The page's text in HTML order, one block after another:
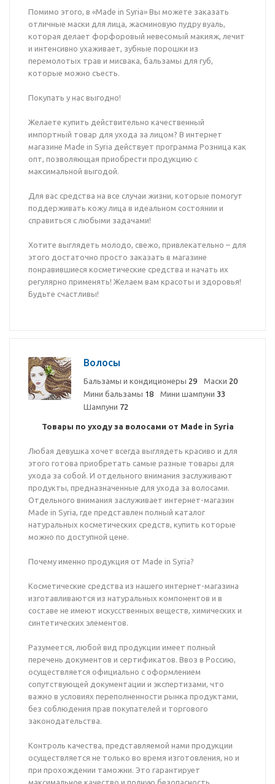
Помимо этого, в «Made in Syria» Вы можете заказать
отличные маски для лица, жасминовую пудру вуаль,
которая делает форфоровый невесомый макияж, лечит
и интенсивно ухаживает, зубные порошки из
перемолотых трав и мисвака, бальзамы для губ,
которые можно съесть.
Покупать у нас выгодно!
Желаете купить действительно качественный
импортный товар для ухода за лицом? В интернет
магазине Made in Syria действует программа Розница как
опт, позволяющая приобрести продукцию с
максимальной выгодой.
Для вас средства на все случаи жизни, которые помогут
поддерживать кожу лица в идеальном состоянии и
справиться с любыми задачами!
Хотите выглядеть молодо, свежо, привлекательно – для
этого достаточно просто заказать в магазине
понравившиеся косметические средства и начать их
регулярно применять! Желаем вам красоты и здоровья!
Будьте счастливы!
Волосы
Бальзамы и кондиционеры 29 Маски 20
Мини бальзамы 18 Мини шампуни 33
Шампуни 72
Товары по уходу за волосами от Made in Syria
Любая девушка хочет всегда выглядеть красиво и для
этого готова приобретать самые разные товары для
ухода за собой. И отдельного внимания заслуживают
продукты, предназначенные для ухода за волосами.
Отдельного внимания заслуживает интернет-магазин
Made in Syria, где представлен полный каталог
натуральных косметических средств, купить которые
можно по доступной цене.
Почему именно продукция от Made in Syria?
Косметические средства из нашего интернет-магазина
изготавливаются из натуральных компонентов и в
составе не имеют искусственных веществ, химических и
синтетических элементов.
Разумеется, любой вид продукции имеет полный
перечень документов и сертификатов. Ввоз в Россию,
осуществляется официально с оформлением
сопутствующей документации и экспертизами, что
важно в условиях переполненности рынка продуктами,
без соблюдения прав покупателей и торгового
законодательства.
Контроль качества, представляемой нами продукции
осуществляется не только во время изготовления, но и
при прохождении таможни. Это гарантирует
максимальное качество и полную безопасность.